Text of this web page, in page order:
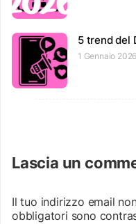
5 trend del
1 Gennaio 2026
Lascia un
Il tuo indirizzo email
obbligatori sono